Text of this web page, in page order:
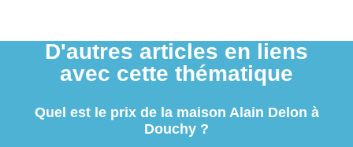
D'autres articles en liens
avec cette thématique
Quel est le prix de la maison Alain Delon à
Douchy ?